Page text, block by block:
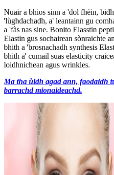
Nuair a bhios sinn a 'dol fhèin,
'lùghdachadh, a' leantainn gu
a 'fàs nas sine. Bonito Elasstin
Elastin gus sochairean sònraichte
bhith a 'brosnachadh synthesis
bhith a' cumail suas elasticity
loidhnichean agus wrinkles.
Ma tha ùidh agad ann, faodaidh
barrachd mionaideachd.